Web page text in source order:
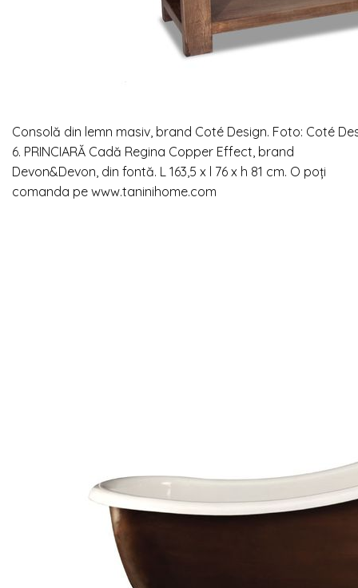
Consolă din lemn masiv, brand Coté Design. Foto: Coté
6. PRINCIARĂ Cadă Regina Copper Effect, brand
Devon&Devon, din fontă. L 163,5 x l 76 x h 81 cm. O poți
comanda pe www.taninihome.com